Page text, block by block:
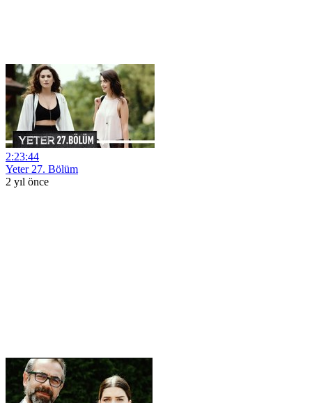
2:23:44
Yeter 27. Bölüm
2 yıl önce